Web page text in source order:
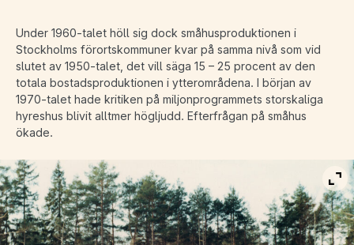
Under 1960-talet höll sig dock småhusproduktionen i
Stockholms förortskommuner kvar på samma nivå som vid
slutet av 1950-talet, det vill säga 15 – 25 procent av den
totala bostadsproduktionen i ytterområdena. I början av
1970-talet hade kritiken på miljonprogrammets storskaliga
hyreshus blivit alltmer högljudd. Efterfrågan på småhus
ökade.